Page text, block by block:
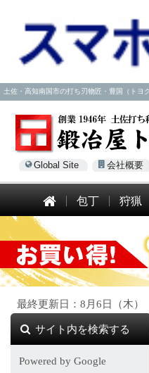
土佐・高知南国市の打ち刃物匠・豊国（トヨ
Global Site 会社概要
包丁 狩猟
最終更新日：8月6日（木）
サイト内を検索する
Powered by Google